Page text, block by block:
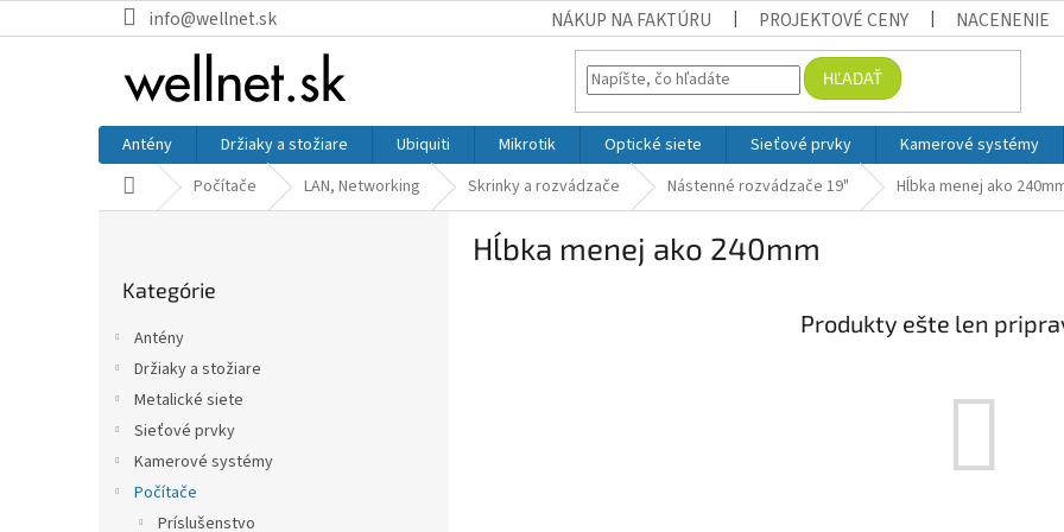
info@wellnet.sk NÁKUP NA FAKTÚRU PROJEKTOVÉ CENY NACENENIE
HĽADAŤ
Antény Držiaky a stožiare Ubiquiti Mikrotik Optické siete Sieťové prvky Kamerové systémy
DomovPočítače LAN, Networking Skrinky a rozvádzače Nástenné rozvádzače 19" Hĺbka menej ako
Kategórie
Antény
Držiaky a stožiare
Metalické siete
Sieťové prvky
Kamerové systémy
Počítače
Príslušenstvo
Hĺbka menej ako 240mm
Produkty ešte len